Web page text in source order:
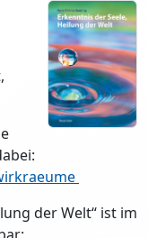
der Welt“ ist im